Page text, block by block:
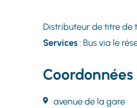
Distributeur de titre de
Services: Bus via le
Coordonnées
avenue de la gare